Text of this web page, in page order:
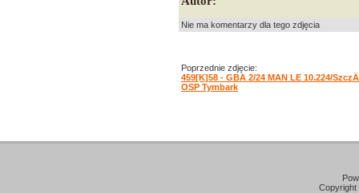
Nie ma komentarzy dla tego zdjęcia
Poprzednie zdjęcie:
459[K]58 - GBA 2/24 MAN LE 10.224/
OSP Tymbark